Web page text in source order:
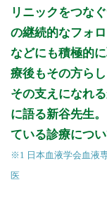
リニックをつな
の継続的なフォ
などにも積極的
療後もその方ら
その支えになれ
に語る新谷先生
ている診療につ
※1 日本血液学会血液
医